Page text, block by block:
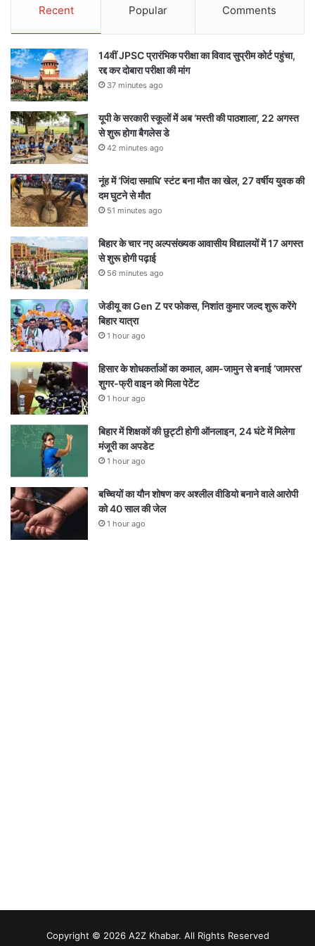
Recent Popular Comments
14वीं JPSC प्रारंभिक परीक्षा का विवाद सुप्रीम कोर्ट पहुंचा,
रद्द कर दोबारा परीक्षा की मांग
37 minutes ago
यूपी के सरकारी स्कूलों में अब ‘मस्ती की पाठशाला’, 22 अगस्त
से शुरू होगा बैगलेस डे
42 minutes ago
नूंह में ‘जिंदा समाधि’ स्टंट बना मौत का खेल, 27 वर्षीय युवक की
दम घुटने से मौत
51 minutes ago
बिहार के चार नए अल्पसंख्यक आवासीय विद्यालयों में 17 अगस्त
से शुरू होगी पढ़ाई
56 minutes ago
जेडीयू का Gen Z पर फोकस, निशांत कुमार जल्द शुरू करेंगे
बिहार यात्रा
1 hour ago
हिसार के शोधकर्ताओं का कमाल, आम-जामुन से बनाई ‘जामरस’
शुगर-फ्री वाइन को मिला पेटेंट
1 hour ago
बिहार में शिक्षकों की छुट्टी होगी ऑनलाइन, 24 घंटे में मिलेगा
मंजूरी का अपडेट
1 hour ago
बच्चियों का यौन शोषण कर अश्लील वीडियो बनाने वाले आरोपी
को 40 साल की जेल
1 hour ago
Copyright © 2026 A2Z Khabar. All Rights Reserved